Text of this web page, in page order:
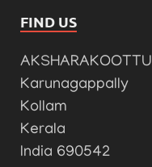
FIND US
AKSHARAKOOTTU
Karunagappally
Kollam
Kerala
India 690542